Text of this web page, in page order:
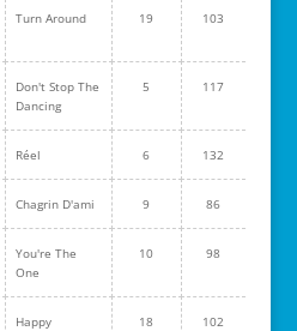
Turn Around 19 103
Don't Stop The
Dancing
5 117
Réel 6 132
Chagrin D'ami 9 86
You're The
One
10 98
Happy 18 102